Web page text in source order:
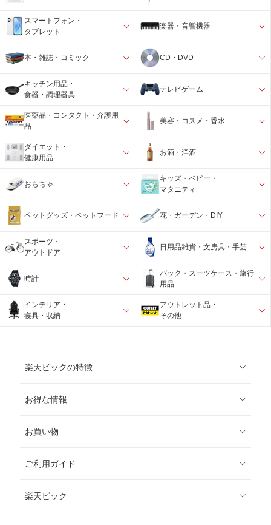
スマートフォン・
タブレット
楽器・音響機器
本・雑誌・コミック CD・DVD
キッチン用品・
食器・調理器具
テレビゲーム
医薬品・コンタクト・介護用
品
美容・コスメ・香水
ダイエット・
健康用品
お酒・洋酒
おもちゃ
キッズ・ベビー・
マタニティ
ペットグッズ・ペットフード 花・ガーデン・DIY
スポーツ・
アウトドア
日用品雑貨・文房具・手芸
時計
バック・スーツケース・旅行
用品
インテリア・
寝具・収納
アウトレット品・
その他
楽天ビックの特徴
お得な情報
お買い物
ご利用ガイド
楽天ビック